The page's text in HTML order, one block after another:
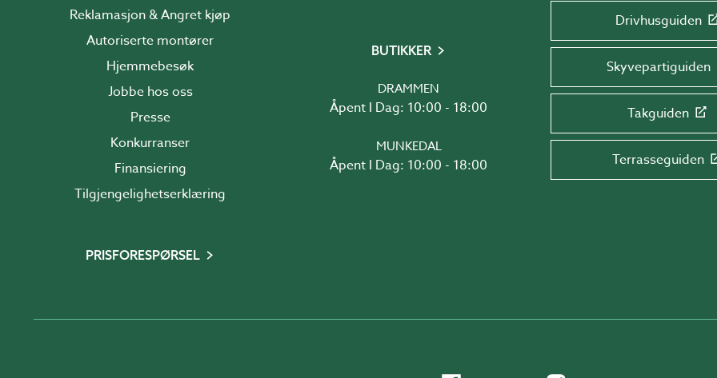
Reklamasjon & Angret kjøp
Autoriserte montører
Hjemmebesøk
Jobbe hos oss
Presse
Konkurranser
Finansiering
Tilgjengelighetserklæring
PRISFORESPØRSEL
BUTIKKER
DRAMMEN
Åpent I Dag: 10:00 - 18:00
MUNKEDAL
Åpent I Dag: 10:00 - 18:00
Drivhusguiden
Skyvepartiguiden
Takguiden
Terrasseguiden